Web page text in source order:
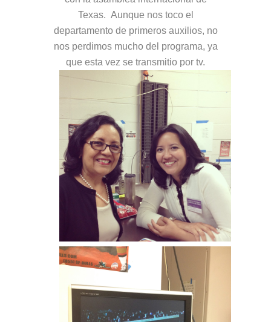
Texas. Aunque nos toco el
departamento de primeros auxilios, no
nos perdimos mucho del programa, ya
que esta vez se transmitio por tv.